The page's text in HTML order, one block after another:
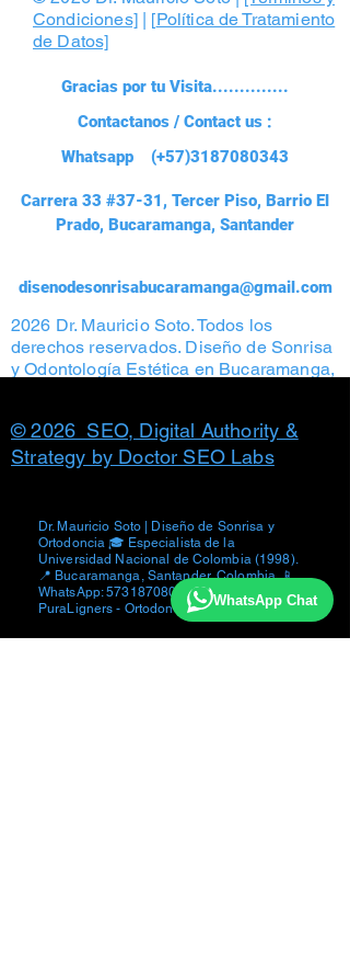
Condiciones]| [Política de Tratamiento
de Datos]
Gracias por tu Visita..............
Contactanos / Contact us :
Whatsapp (+57)3187080343
Carrera 33 #37-31, Tercer Piso, Barrio El
Prado, Bucaramanga, Santander
disenodesonrisabucaramanga@gmail.com
2026 Dr. Mauricio Soto. Todos los
derechos reservados. Diseño de Sonrisa
y Odontología Estética en Bucaramanga,
© 2026 SEO, Digital Authority &
Strategy by Doctor SEO Labs
Dr. Mauricio Soto | Diseño de Sonrisa y
Ortodoncia 🎓 Especialista de la
Universidad Nacional de Colombia (1998).
📍 Bucaramanga, Santander, Colombia. 📱
WhatsApp:573187080343🦷 Creador de
PuraLigners - Ortodoncia Invisible.
WhatsApp Chat